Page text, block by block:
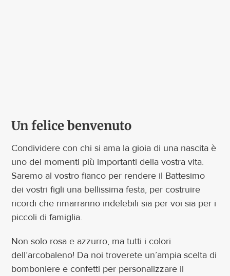
Un felice benvenuto
Condividere con chi si ama la gioia di una nascita è
uno dei momenti più importanti della vostra vita.
Saremo al vostro fianco per rendere il Battesimo
dei vostri figli una bellissima festa, per costruire
ricordi che rimarranno indelebili sia per voi sia per i
piccoli di famiglia.
Non solo rosa e azzurro, ma tutti i colori
dell’arcobaleno! Da noi troverete un’ampia scelta di
bomboniere e confetti per personalizzare il